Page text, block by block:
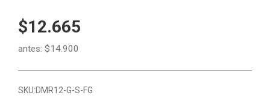
$12.665
antes: $14.900
SKU:DMR12-G-S-FG